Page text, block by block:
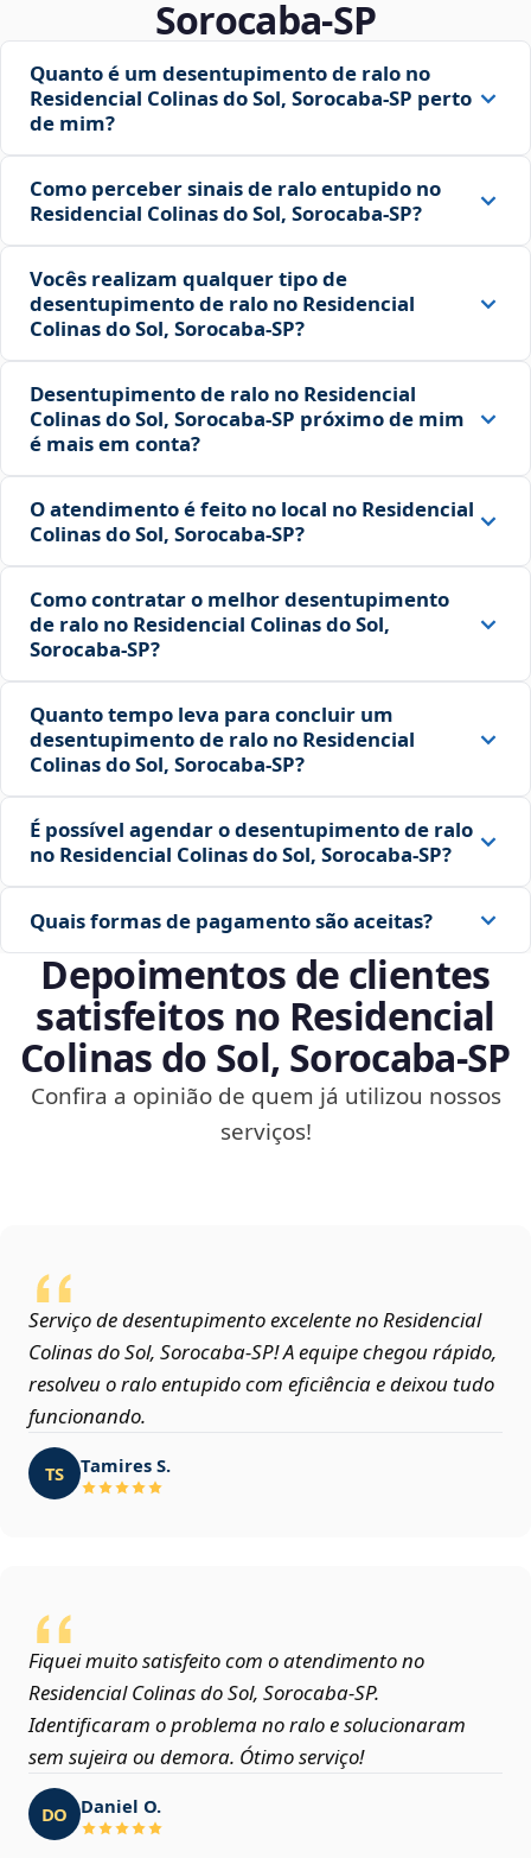
Sorocaba‑SP
Quanto é um desentupimento de ralo no
Residencial Colinas do Sol, Sorocaba‑SP perto
de mim?
Como perceber sinais de ralo entupido no
Residencial Colinas do Sol, Sorocaba‑SP?
Vocês realizam qualquer tipo de
desentupimento de ralo no Residencial
Colinas do Sol, Sorocaba‑SP?
Desentupimento de ralo no Residencial
Colinas do Sol, Sorocaba‑SP próximo de mim
é mais em conta?
O atendimento é feito no local no Residencial
Colinas do Sol, Sorocaba‑SP?
Como contratar o melhor desentupimento
de ralo no Residencial Colinas do Sol,
Sorocaba‑SP?
Quanto tempo leva para concluir um
desentupimento de ralo no Residencial
Colinas do Sol, Sorocaba‑SP?
É possível agendar o desentupimento de ralo
no Residencial Colinas do Sol, Sorocaba‑SP?
Quais formas de pagamento são aceitas?
Depoimentos de clientes
satisfeitos no Residencial
Colinas do Sol, Sorocaba‑SP
Confira a opinião de quem já utilizou nossos
serviços!
Serviço de desentupimento excelente no Residencial
Colinas do Sol, Sorocaba‑SP! A equipe chegou rápido,
resolveu o ralo entupido com eficiência e deixou tudo
funcionando.
TS Tamires S.
Fiquei muito satisfeito com o atendimento no
Residencial Colinas do Sol, Sorocaba‑SP.
Identificaram o problema no ralo e solucionaram
sem sujeira ou demora. Ótimo serviço!
DO Daniel O.